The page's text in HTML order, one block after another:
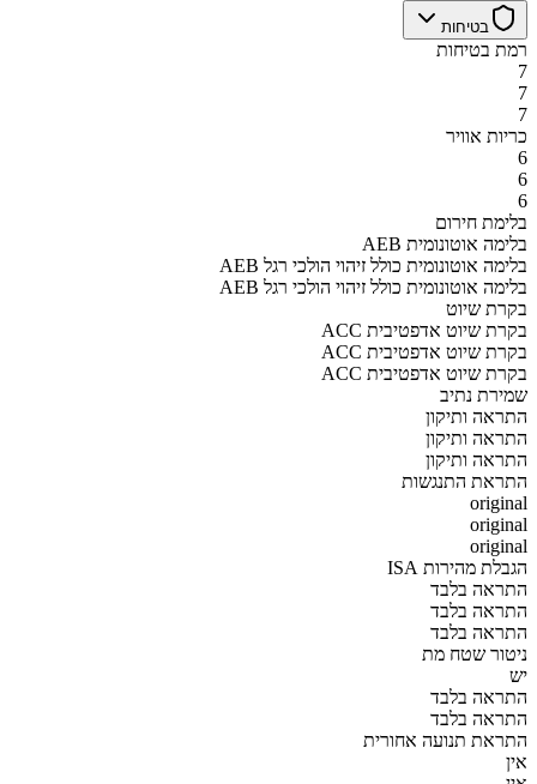
בטיחות
רמת בטיחות
7
7
7
כריות אוויר
6
6
6
בלימת חירום
AEB בלימה אוטונומית
AEB בלימה אוטונומית כולל זיהוי הולכי רגל
AEB בלימה אוטונומית כולל זיהוי הולכי רגל
בקרת שיוט
ACC בקרת שיוט אדפטיבית
ACC בקרת שיוט אדפטיבית
ACC בקרת שיוט אדפטיבית
שמירת נתיב
התראה ותיקון
התראה ותיקון
התראה ותיקון
התראת התנגשות
original
original
original
הגבלת מהירות ISA
התראה בלבד
התראה בלבד
התראה בלבד
ניטור שטח מת
יש
התראה בלבד
התראה בלבד
התראת תנועה אחורית
אין